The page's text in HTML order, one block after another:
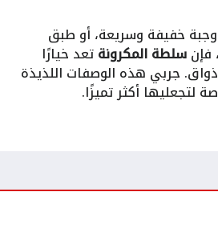
خفيفة وسريعة، أو طبق
فإنسلطة المكرونةتعد خيارًا
جربي هذه الوصفات اللذيذة
لتجعليها أكثر تميزًا.